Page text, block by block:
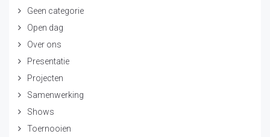
Geen categorie
Open dag
Over ons
Presentatie
Projecten
Samenwerking
Shows
Toernooien